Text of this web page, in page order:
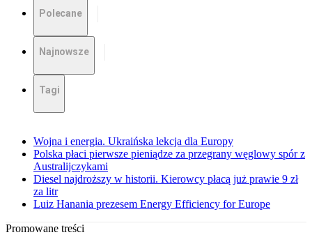
Polecane
Najnowsze
Tagi
Wojna i energia. Ukraińska lekcja dla Europy
Polska płaci pierwsze pieniądze za przegrany węglowy spór z
Australijczykami
Diesel najdroższy w historii. Kierowcy płacą już prawie 9 zł
za litr
Luiz Hanania prezesem Energy Efficiency for Europe
Promowane treści